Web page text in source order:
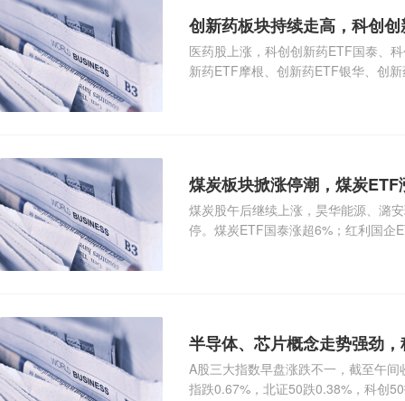
创新药板块持续走高，科创
医药股上涨，科创创新药ETF国泰、
新药ETF摩根、创新药ETF银华、创
煤炭板块掀涨停潮，煤炭
煤炭股午后继续上涨，昊华能源、潞
停。煤炭ETF国泰涨超6%；红利国企
半导体、芯片概念走势强劲
A股三大指数早盘涨跌不一，截至午
指跌0.67%，北证50跌0.38%，科创